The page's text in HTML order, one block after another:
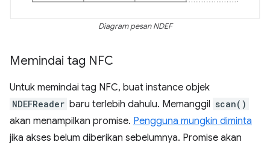
Diagram pesan NDEF
Memindai tag NFC
Untuk memindai tag NFC, buat instance objek
NDEFReader baru terlebih dahulu. Memanggil scan()
akan menampilkan promise. Pengguna mungkin diminta
jika akses belum diberikan sebelumnya. Promise akan